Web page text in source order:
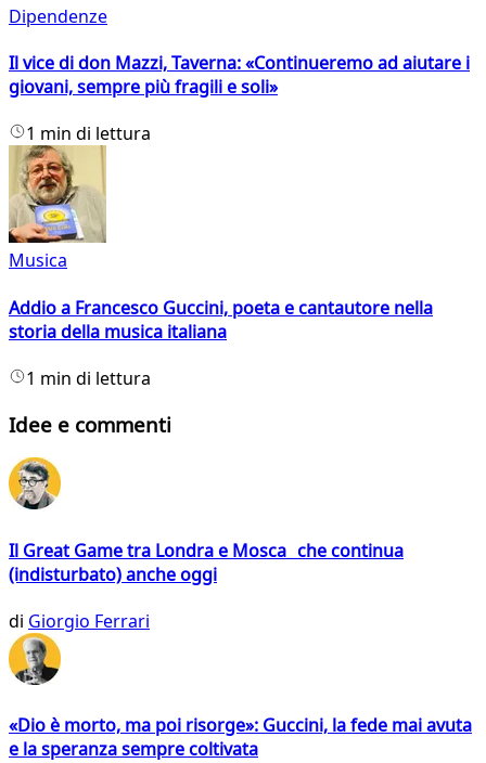
Dipendenze
Il vice di don Mazzi, Taverna: «Continueremo ad aiutare i
giovani, sempre più fragili e soli»
1 min di lettura
Musica
Addio a Francesco Guccini, poeta e cantautore nella
storia della musica italiana
1 min di lettura
Idee e commenti
Il Great Game tra Londra e Mosca che continua
(indisturbato) anche oggi
di Giorgio Ferrari
«Dio è morto, ma poi risorge»: Guccini, la fede mai avuta
e la speranza sempre coltivata